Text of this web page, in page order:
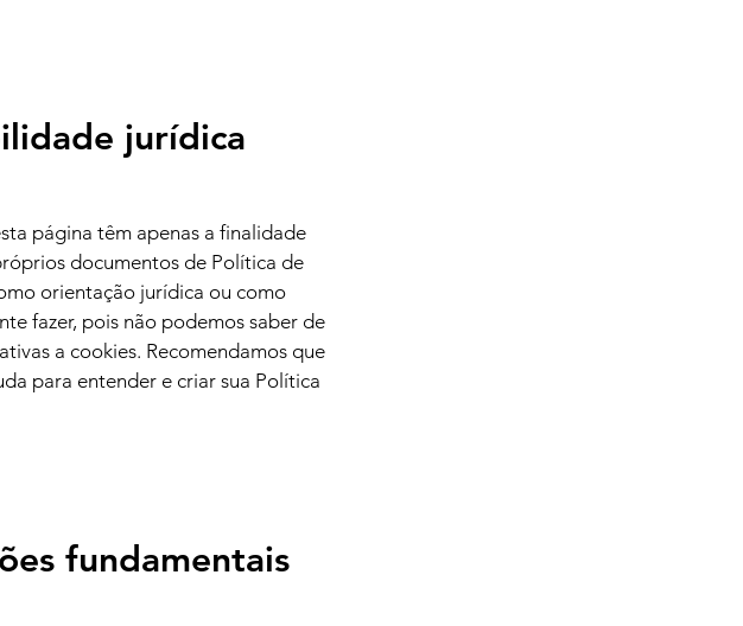
jurídica
página têm apenas a finalidade
documentos de Política de
orientação jurídica ou como
fazer, pois não podemos saber de
a cookies. Recomendamos que
para entender e criar sua Política
fundamentais